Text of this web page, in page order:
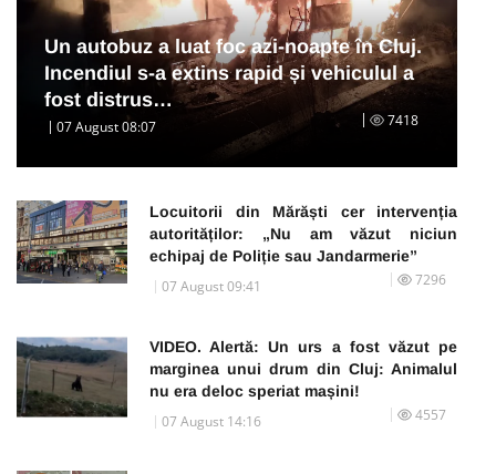
Un autobuz a luat foc azi-noapte în Cluj.
Incendiul s-a extins rapid și vehiculul a
fost distrus…
07 August 08:07 7418
Locuitorii din Mărăști cer intervenția
autorităților: „Nu am văzut niciun
echipaj de Poliție sau Jandarmerie”
07 August 09:41 7296
VIDEO. Alertă: Un urs a fost văzut pe
marginea unui drum din Cluj: Animalul
nu era deloc speriat mașini!
07 August 14:16 4557